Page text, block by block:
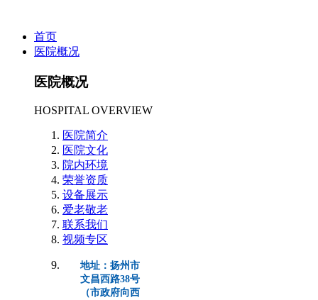
首页
医院概况
医院概况
HOSPITAL OVERVIEW
医院简介
医院文化
院内环境
荣誉资质
设备展示
爱老敬老
联系我们
视频专区
地址：扬州市
文昌西路38号
（市政府向西